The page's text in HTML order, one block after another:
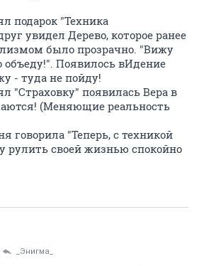
подарок "Техника
увидел Дерево, которое ранее
было прозрачно. "Вижу
объеду!". Появилось вИдение
- туда не пойду!
"Страховку" появилась Вера в
(Меняющие реальность
говорила "Теперь, с техникой
рулить своей жизнью спокойно
_Энигма_